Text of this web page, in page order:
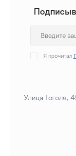
Я прочитал
Улица Гоголя,